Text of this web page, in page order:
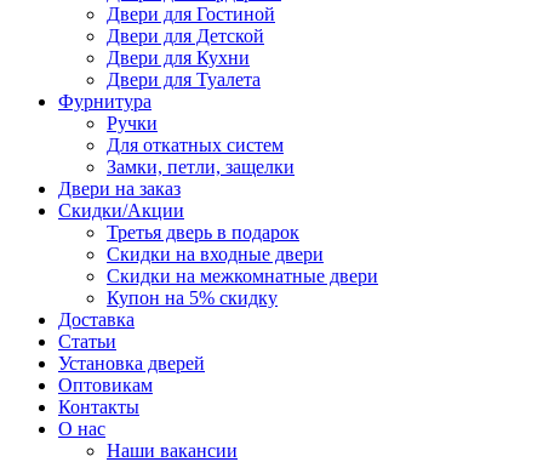
Двери для Гостиной
Двери для Детской
Двери для Кухни
Двери для Туалета
Фурнитура
Ручки
Для откатных систем
Замки, петли, защелки
Двери на заказ
Скидки/Акции
Третья дверь в подарок
Скидки на входные двери
Скидки на межкомнатные двери
Купон на 5% скидку
Доставка
Статьи
Установка дверей
Оптовикам
Контакты
О нас
Наши вакансии